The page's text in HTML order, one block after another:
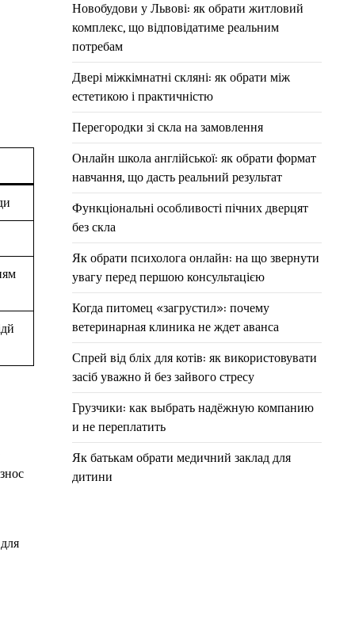
Новобудови у Львові: як обрати житловий
комплекс, що відповідатиме реальним
потребам
Двері міжкімнатні скляні: як обрати між
естетикою і практичністю
Перегородки зі скла на замовлення
Онлайн школа англійської: як обрати формат
навчання, що дасть реальний результат
Функціональні особливості пічних дверцят
без скла
Як обрати психолога онлайн: на що звернути
увагу перед першою консультацією
Когда питомец «загрустил»: почему
ветеринарная клиника не ждет аванса
Спрей від бліх для котів: як використовувати
засіб уважно й без зайвого стресу
Грузчики: как выбрать надёжную компанию
и не переплатить
Як батькам обрати медичний заклад для
дитини